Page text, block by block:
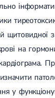
щитовидної
на
у